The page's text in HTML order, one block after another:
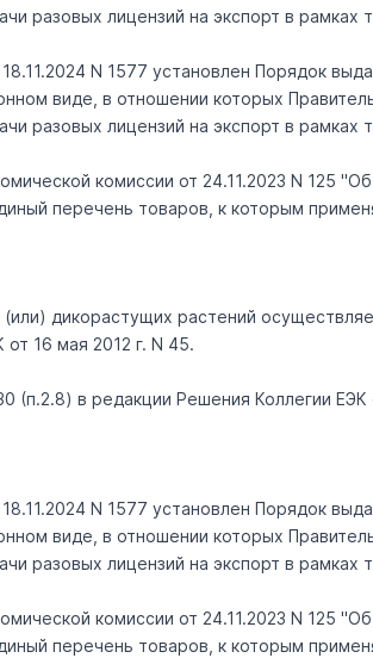
разовых лицензий на экспорт в рамках
N 1577 установлен Порядок
виде, в отношении которых
разовых лицензий на экспорт в рамках
комиссии от 24.11.2023 N 125
перечень товаров, к которым
дикорастущих растений
16 мая 2012 г. N 45.
(п.2.8) в редакции Решения Коллегии ЕЭК
N 1577 установлен Порядок
виде, в отношении которых
разовых лицензий на экспорт в рамках
комиссии от 24.11.2023 N 125
перечень товаров, к которым